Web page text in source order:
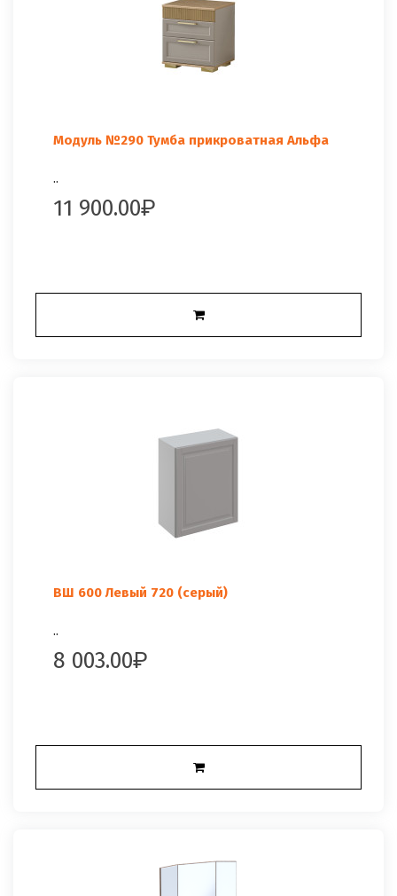
Модуль №290 Тумба прикроватная Альфа
..
11 900.00
ВШ 600 Левый 720 (серый)
..
8 003.00